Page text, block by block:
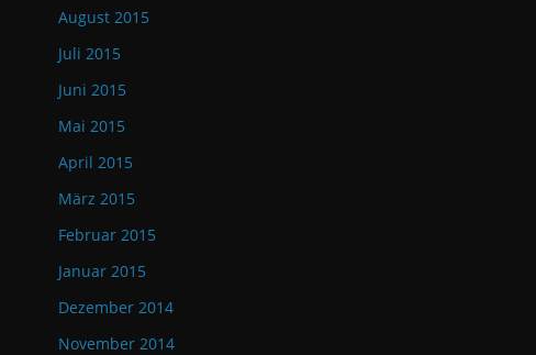
August 2015
Juli 2015
Juni 2015
Mai 2015
April 2015
März 2015
Februar 2015
Januar 2015
Dezember 2014
November 2014